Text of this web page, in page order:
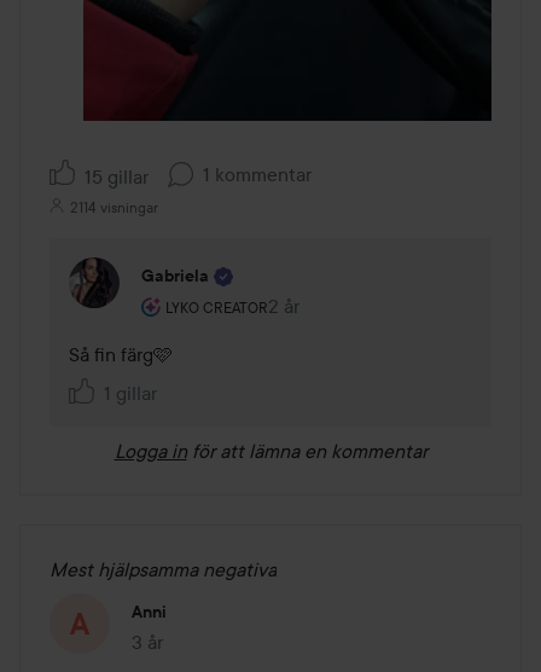
15 gillar 1 kommentar
2114 visningar
Gabriela
LYKO CREATOR
Användarens roll: Lyko Creator.
2 år
Kommentaren lades 2 år
Så fin färg🩷
1 gillar
Logga in för att lämna en kommentar
Mest hjälpsamma negativa
Anni
3 år
Inlägget skapades 3 år